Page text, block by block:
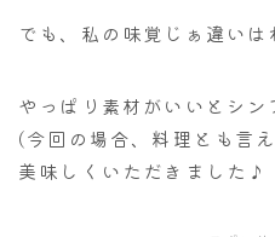
でも、私の味覚じぁ違い
やっぱり素材がいいとシン
(今回の場合、料理とも言
美味しくいただきました♪